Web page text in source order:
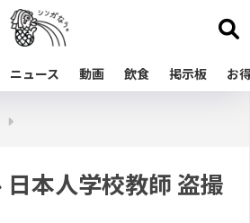
ニュース 動画 飲食 掲示板 お
本人学校教師 盗撮